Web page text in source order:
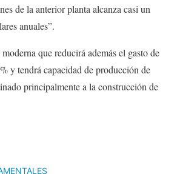
de la anterior planta alcanza casi un
anuales”.
que reducirá además el gasto de
y tendrá capacidad de producción de
principalmente a la construcción de